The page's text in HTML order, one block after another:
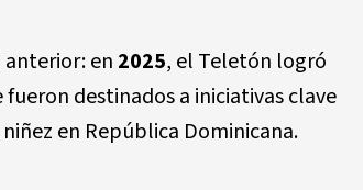
anterior: en 2025, el Teletón logró
fueron destinados a iniciativas clave
en República Dominicana.